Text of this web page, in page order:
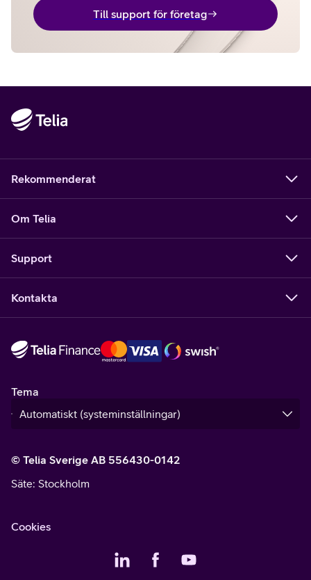
Till support för företag
Rekommenderat
Om Telia
Support
Kontakta
Tema
© Telia Sverige AB 556430-0142
Säte: Stockholm
Cookies